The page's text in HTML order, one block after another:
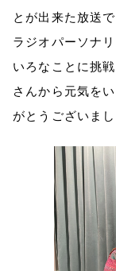
とが出来た放送
ラジオパーソナ
いろなことに挑
さんから元気を
がとうございまし